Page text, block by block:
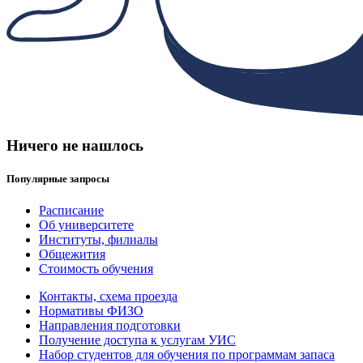
Ничего не нашлось
Популярные запросы
Расписание
Об университете
Институты, филиалы
Общежития
Стоимость обучения
Контакты, схема проезда
Нормативы ФИЗО
Направления подготовки
Получение доступа к услугам УИС
Набор студентов для обучения по программам запаса